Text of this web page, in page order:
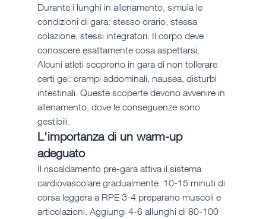
Durante i lunghi in allenamento, simula le
condizioni di gara: stesso orario, stessa
colazione, stessi integratori. Il corpo deve
conoscere esattamente cosa aspettarsi.
Alcuni atleti scoprono in gara di non tollerare
certi gel: crampi addominali, nausea, disturbi
intestinali. Queste scoperte devono avvenire in
allenamento, dove le conseguenze sono
gestibili.
L'importanza di un warm-up
adeguato
Il riscaldamento pre-gara attiva il sistema
cardiovascolare gradualmente. 10-15 minuti di
corsa leggera a RPE 3-4 preparano muscoli e
articolazioni. Aggiungi 4-6 allunghi di 80-100